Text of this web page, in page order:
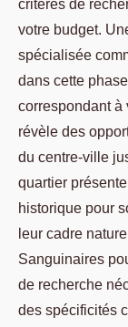
critères de
votre budget.
spécialisée
dans cette
correspondant à
révèle des
du centre-ville
quartier
historique pour
leur cadre
Sanguinaires
de recherche
des spécificités